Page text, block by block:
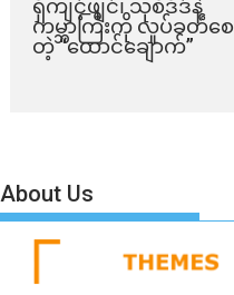
ရှီကျင့်ဖျင်၊ သုစိဒိဒ်နဲ့
ကမ္ဘာကြီးကို လှုပ်ခတ်စေ
တဲ့ “ထောင်ချောက်”
About Us